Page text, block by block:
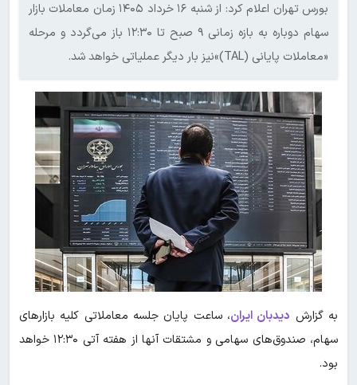
بورس تهران اعلام کرد: از شنبه ۱۶ خرداد ۱۴۰۵ زمان معاملات بازار
سهام دوباره به بازه زمانی ۹ صبح تا ۱۲:۳۰ باز می‌گردد و مرحله
«معاملات پایانی (TAL)»نیز بار دیگر عملیاتی خواهد شد.
به گزارش دیدبان ایران، ساعت پایان جلسه معاملاتی کلیه بازارهای
سهام، صندوق‌های سهامی و مشتقات آنها از هفته آتی ۱۲:۳۰ خواهد
بود.